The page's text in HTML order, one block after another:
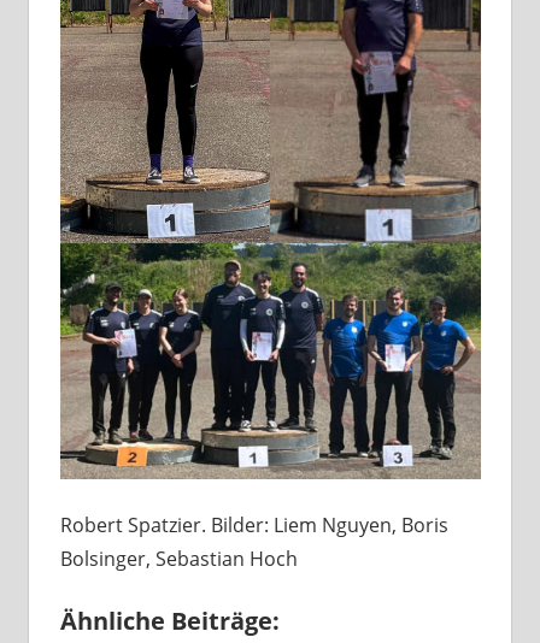
Robert Spatzier. Bilder: Liem Nguyen, Boris
Bolsinger, Sebastian Hoch
Ähnliche Beiträge: